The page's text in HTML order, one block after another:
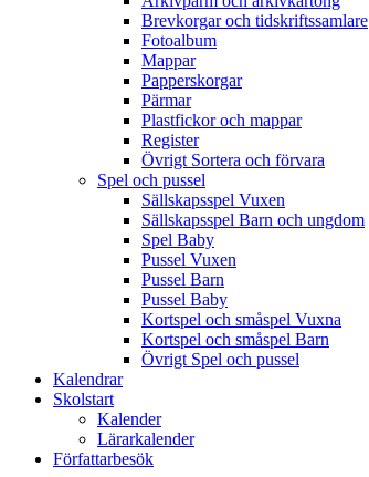
Brevkorgar och tidskriftssamlare
Fotoalbum
Mappar
Papperskorgar
Pärmar
Plastfickor och mappar
Register
Övrigt Sortera och förvara
Spel och pussel
Sällskapsspel Vuxen
Sällskapsspel Barn och ungdom
Spel Baby
Pussel Vuxen
Pussel Barn
Pussel Baby
Kortspel och småspel Vuxna
Kortspel och småspel Barn
Övrigt Spel och pussel
Kalendrar
Skolstart
Kalender
Lärarkalender
Författarbesök